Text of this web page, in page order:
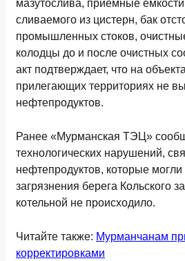
мазутослива, приёмные
сливаемого из цистерн, бак
промышленных стоков,
колодцы до и после очистных
акт подтверждает, что на
прилегающих территориях не
нефтепродуктов.
Ранее «Мурманская ТЭЦ»
технологических нарушений,
нефтепродуктов, которые могли
загрязнения берега Кольского
котельной не происходило.
Читайте также: Мурманчанам
корректировками